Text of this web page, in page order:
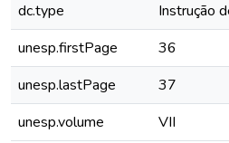
dc.type
Instrução
unesp.firstPage
36
unesp.lastPage
37
unesp.volume
VII